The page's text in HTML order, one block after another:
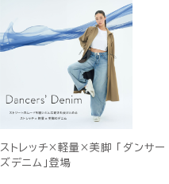
ストレッチ×軽量×美脚 「ダンサー
ズデニム」登場